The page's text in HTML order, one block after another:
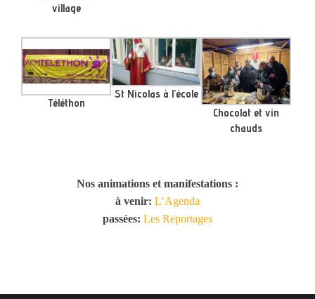
village
Téléthon
St Nicolas à l’école
Chocolat et vin
chauds
Nos animations et manifestations :
à venir: L’Agenda
passées: Les Reportages